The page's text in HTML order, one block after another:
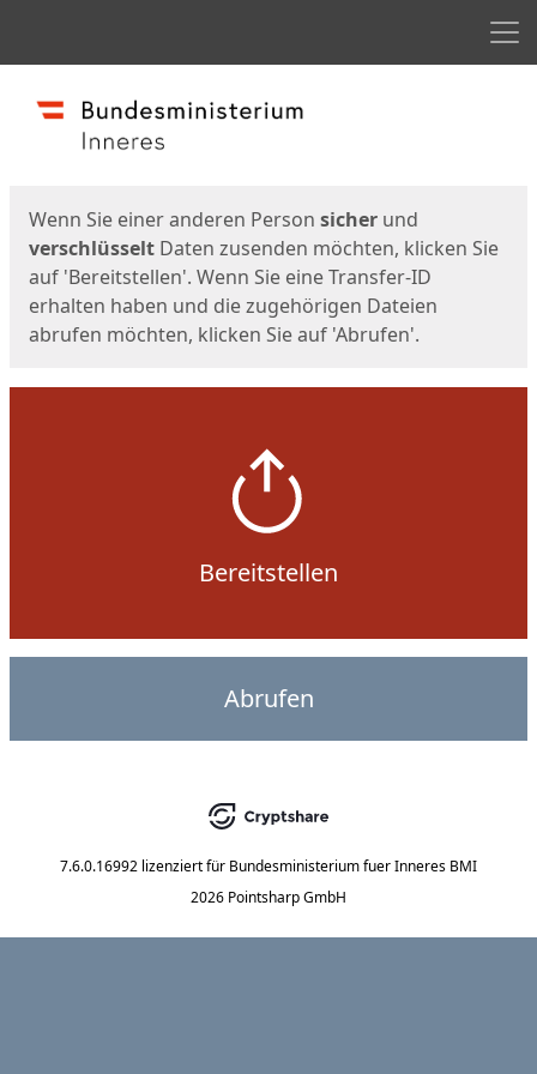
Start
Wenn Sie einer anderen Person sicher und
verschlüsselt Daten zusenden möchten, klicken Sie
auf 'Bereitstellen'. Wenn Sie eine Transfer-ID
erhalten haben und die zugehörigen Dateien
abrufen möchten, klicken Sie auf 'Abrufen'.
Bereitstellen
Abrufen
7.6.0.16992 lizenziert für Bundesministerium fuer Inneres BMI
2026 Pointsharp GmbH